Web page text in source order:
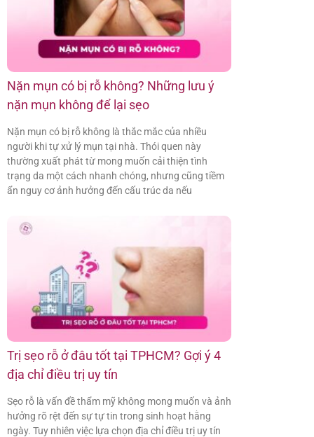
Nặn mụn có bị rỗ không? Những lưu ý
nặn mụn không để lại sẹo
Nặn mụn có bị rỗ không là thắc mắc của nhiều
người khi tự xử lý mụn tại nhà. Thói quen này
thường xuất phát từ mong muốn cải thiện tình
trạng da một cách nhanh chóng, nhưng cũng tiềm
ẩn nguy cơ ảnh hưởng đến cấu trúc da nếu
Trị sẹo rỗ ở đâu tốt tại TPHCM? Gợi ý 4
địa chỉ điều trị uy tín
Sẹo rỗ là vấn đề thẩm mỹ không mong muốn và ảnh
hưởng rõ rệt đến sự tự tin trong sinh hoạt hằng
ngày. Tuy nhiên việc lựa chọn địa chỉ điều trị uy tín